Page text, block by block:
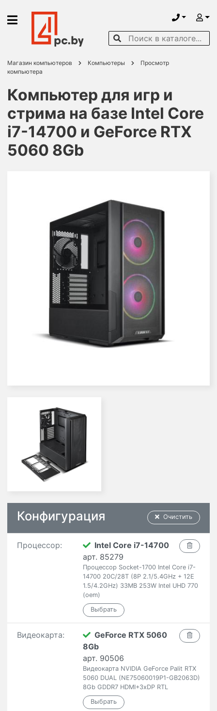
Магазин компьютеров Компьютеры
Просмотр
компьютера
Компьютер для игр и
стрима на базе Intel Core
i7-14700 и GeForce RTX
5060 8Gb
Очистить
Конфигурация
Процессор:
Intel Core i7-14700
арт. 85279
Процессор Socket-1700 Intel Core i7-
14700 20C/28T (8P 2.1/5.4GHz + 12E
1.5/4.2GHz) 33MB 253W Intel UHD 770
(oem)
Видеокарта:
GeForce RTX 5060
8Gb
арт. 90506
Видеокарта NVIDIA GeForce Palit RTX
5060 DUAL (NE75060019P1-GB2063D)
8Gb GDDR7 HDMI+3xDP RTL